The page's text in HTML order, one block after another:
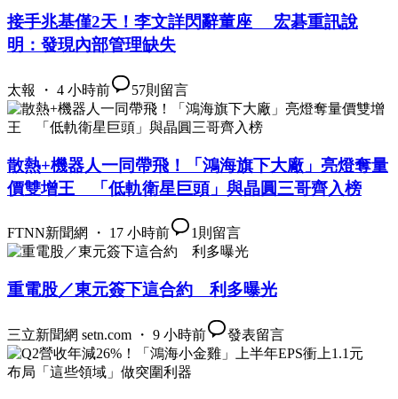
接手兆基僅2天！李文詳閃辭董座 宏碁重訊說
明：發現內部管理缺失
太報 ・ 4 小時前 57則留言
散熱+機器人一同帶飛！「鴻海旗下大廠」亮燈奪量
價雙增王 「低軌衛星巨頭」與晶圓三哥齊入榜
FTNN新聞網 ・ 17 小時前 1 則留言
重電股／東元簽下這合約 利多曝光
三立新聞網 setn.com ・ 9 小時前 發表留言